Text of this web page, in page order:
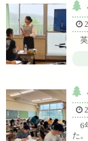
英
6
た。